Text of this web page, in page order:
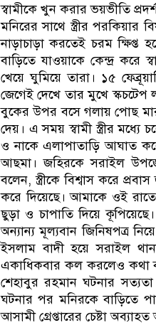
স্বামীকে খুন করার ভয়ভীতি
মনিরের সাথে স্ত্রীর পরকিয়ার
নাড়াচাড়া করতেই চরম
বাড়িতে যাওয়াকে কেন্দ্র করে
খেয়ে ঘুমিয়ে তারা। ১৫
জেগেই দেখে তার মুখে স্কচটেপ
বুকের উপর বসে গলায় পোছ
দেয়। এ সময় স্বামী স্ত্রীর মধ্যে
ও নাকে এলাপাতাড়ি আঘাত
আছমা। জহিরকে সরাইল
বলেন, স্ত্রীকে বিশ্বাস করে
করে দিয়েছে। আমাকে ওই রাতে
ছুড়া ও চাপাতি দিয়ে
অন্যান্য মূল্যবান জিনিষপত্র
ইসলাম বাদী হয়ে সরাইল
একাধিকবার কল করলেও কথা
শেহাবুর রহমান ঘটনার
ঘটনার পর মনিরকে বাড়িতে
আসামী গ্রেপ্তারের চেষ্টা